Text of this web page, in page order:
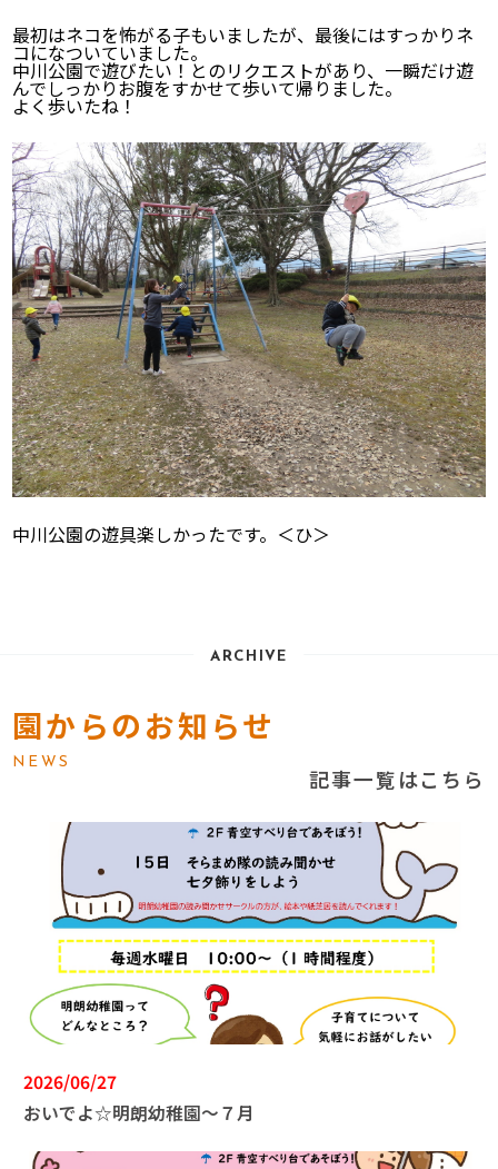
最初はネコを怖がる子もいましたが、最後にはすっかりネ
コになついていました。
中川公園で遊びたい！とのリクエストがあり、一瞬だけ遊
んでしっかりお腹をすかせて歩いて帰りました。
よく歩いたね！
中川公園の遊具楽しかったです。＜ひ＞
ARCHIVE
園からのお知らせ
NEWS
記事一覧はこちら
2026/06/27
おいでよ☆明朗幼稚園～７月